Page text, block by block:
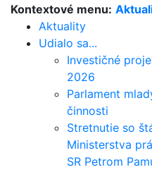
Kontextové menu:
Aktuality
Udialo sa...
Investičné
2026
Parlament
činnosti
Stretnutie so
Ministerstva
SR Petrom